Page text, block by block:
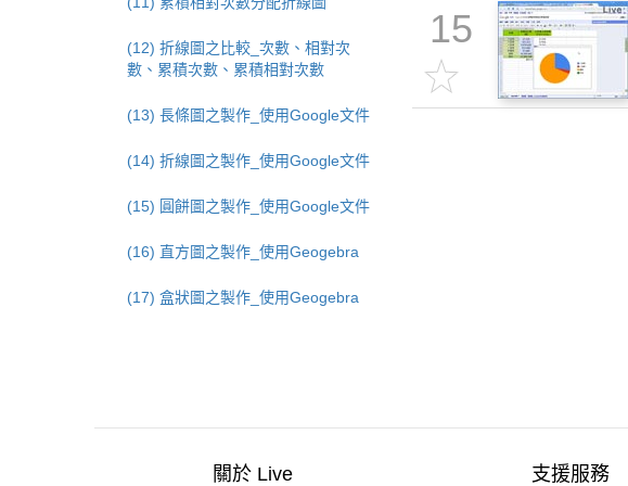
15
(12) 折線圖之比較_次數、相對次
數、累積次數、累積相對次數
(13) 長條圖之製作_使用Google文件
(14) 折線圖之製作_使用Google文件
(15) 圓餅圖之製作_使用Google文件
(16) 直方圖之製作_使用Geogebra
(17) 盒狀圖之製作_使用Geogebra
關於 Live 支援服務